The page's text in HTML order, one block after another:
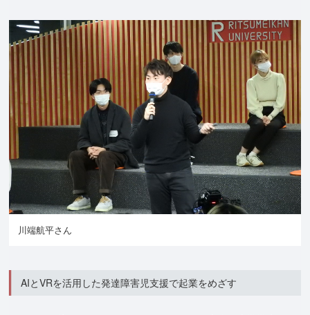
川端航平さん
AIとVRを活用した発達障害児支援で起業をめざす